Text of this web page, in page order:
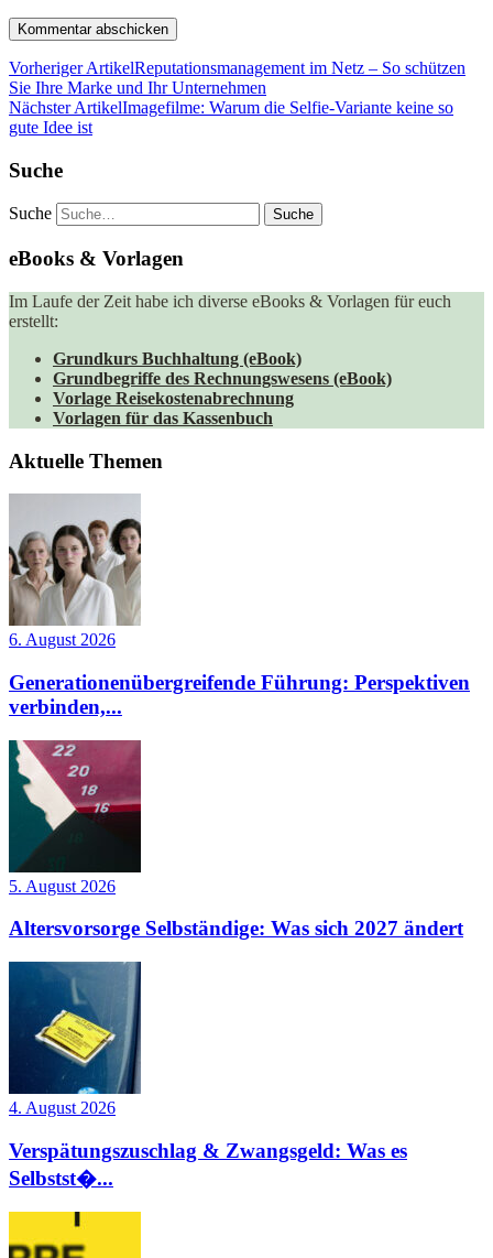
Vorheriger ArtikelReputationsmanagement im Netz – So schützen
Sie Ihre Marke und Ihr Unternehmen
Nächster ArtikelImagefilme: Warum die Selfie-Variante keine so
gute Idee ist
Suche
Suche
eBooks & Vorlagen
Im Laufe der Zeit habe ich diverse eBooks & Vorlagen für euch
erstellt:
Grundkurs Buchhaltung (eBook)
Grundbegriffe des Rechnungswesens (eBook)
Vorlage Reisekostenabrechnung
Vorlagen für das Kassenbuch
Aktuelle Themen
6. August 2026
Generationenübergreifende Führung: Perspektiven
verbinden,...
5. August 2026
Altersvorsorge Selbständige: Was sich 2027 ändert
4. August 2026
Verspätungszuschlag & Zwangsgeld: Was es
Selbstst�...